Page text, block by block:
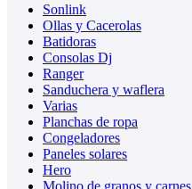
Sonlink
Ollas y Cacerolas
Batidoras
Consolas Dj
Ranger
Sanduchera y waflera
Varias
Planchas de ropa
Congeladores
Paneles solares
Hero
Molino de granos y carnes